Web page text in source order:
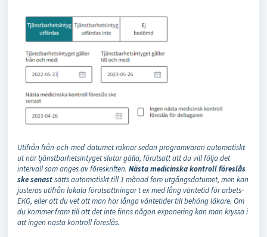
Utifrån från-och-med-datumet räknar sedan programvaran automatiskt
ut när tjänstbarhetsintyget slutar gälla, förutsatt att du vill följa det
intervall som anges av föreskriften. Nästa medicinska kontroll föreslås
ske senastsätts automatiskt till 1 månad före utgångsdatumet, men kan
justeras utifrån lokala förutsättningar t ex med lång väntetid för arbets-
EKG, eller att du vet att man har långa väntetider till behörig läkare. Om
du kommer fram till att det inte finns någon exponering kan man kryssa i
att ingen nästa kontroll föreslås.